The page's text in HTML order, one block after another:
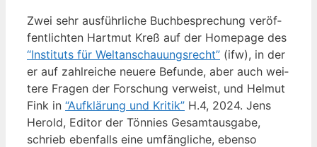
Zwei sehr aus­führ­li­che Buch­be­spre­chung ver­öf­
fent­lich­ten Hart­mut Kreß auf der Home­page des
“Insti­tuts für Welt­an­schau­ungs­recht” (ifw), in der
er auf zahl­rei­che neue­re Befun­de, aber auch wei­
te­re Fra­gen der For­schung ver­weist, und Hel­mut
Fink in “Auf­klä­rung und Kri­tik” H.4, 2024. Jens
Herold, Edi­tor der Tön­nies Gesamt­aus­ga­be,
schrieb eben­falls eine umfäng­li­che, eben­so